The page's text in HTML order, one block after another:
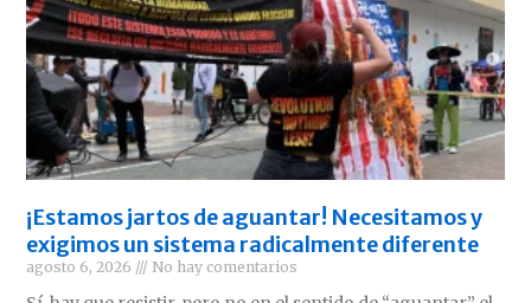
¡Estamos jartos de aguantar! Necesitamos y
exigimos un sistema radicalmente diferente
agosto 6, 2026 No hay comentarios